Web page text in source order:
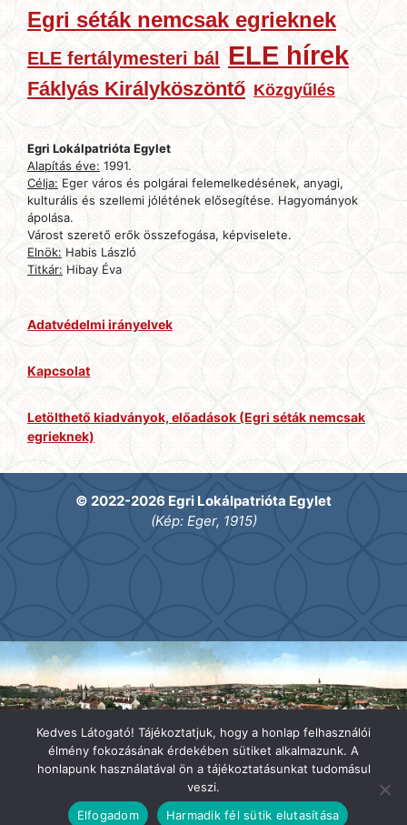
Egri séták nemcsak egrieknek
ELE fertálymesteri bál ELE hírek
Fáklyás Királyköszöntő Közgyűlés
Egri Lokálpatrióta Egylet
Alapítás éve: 1991.
Célja: Eger város és polgárai felemelkedésének, anyagi,
kulturális és szellemi jólétének elősegítése. Hagyományok
ápolása.
Várost szerető erők összefogása, képviselete.
Elnök: Habis László
Titkár: Hibay Éva
Adatvédelmi irányelvek
Kapcsolat
Letölthető kiadványok, előadások (Egri séták nemcsak
egrieknek)
© 2022-2026 Egri Lokálpatrióta Egylet
(Kép: Eger, 1915)
Kedves Látogató! Tájékoztatjuk, hogy a honlap felhasználói
élmény fokozásának érdekében sütiket alkalmazunk. A
honlapunk használatával ön a tájékoztatásunkat tudomásul
veszi.
Elfogadom
Harmadik fél sütik elutasítása